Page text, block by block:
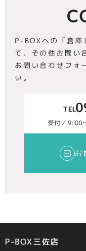
P-BOXへの「倉庫
て、その他お問い
お問い合わせフォ
い。
TEL
受付／9:00
お
P-BOX三佐店